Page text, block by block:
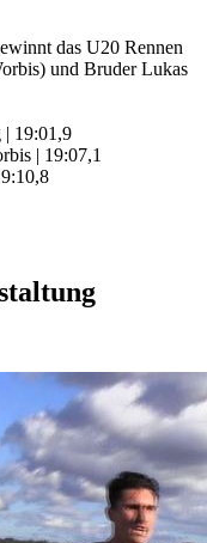
das U20 Rennen
und Bruder Lukas
| 19:01,9
| 19:07,1